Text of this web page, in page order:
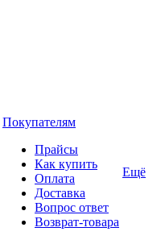
Покупателям
Прайсы
Как купить
Оплата
Доставка
Вопрос ответ
Возврат-товара
Ещё